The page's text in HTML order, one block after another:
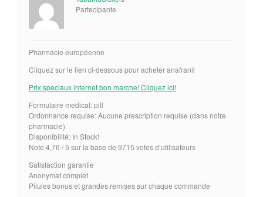
Partecipante
Pharmacie européenne
Cliquez sur le lien ci-dessous pour acheter anafranil
Prix speciaux internet bon marche! Cliquez ici!
Formulaire medical: pill
Ordonnance requise: Aucune prescription requise (dans notre
pharmacie)
Disponibilité: In Stock!
Note 4,76 / 5 sur la base de 9715 votes d’utilisateurs
Satisfaction garantie
Anonymat complet
Pilules bonus et grandes remises sur chaque commande